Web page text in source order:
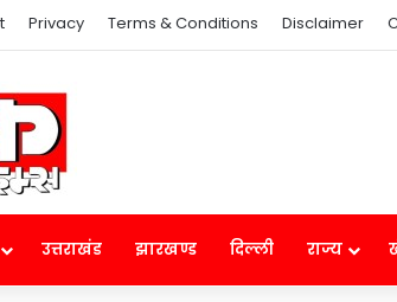
Privacy Terms & Conditions Disclaimer
उत्तराखंड झारखण्ड दिल्ली राज्य